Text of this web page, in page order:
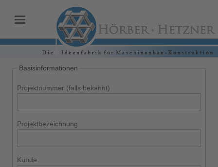
Basisinformationen
Projektnummer (falls bekannt)
Projektbezeichnung
Kunde